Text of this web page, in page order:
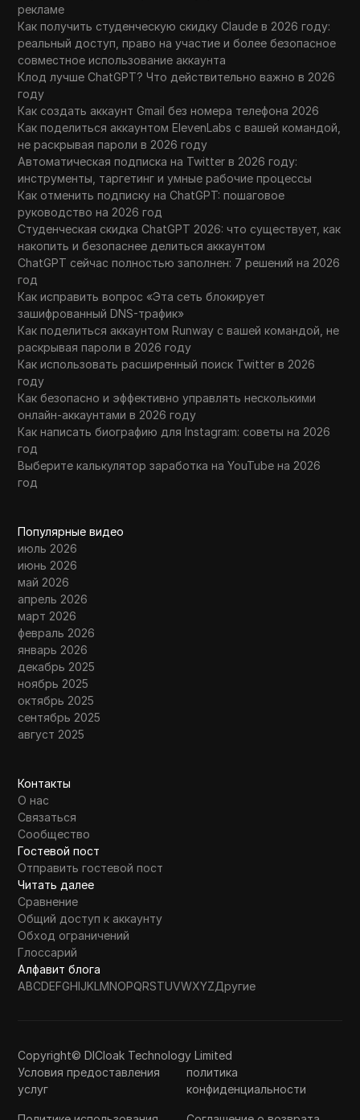
рекламе
Как получить студенческую скидку Claude в 2026 году:
реальный доступ, право на участие и более безопасное
совместное использование аккаунта
Клод лучше ChatGPT? Что действительно важно в 2026
году
Как создать аккаунт Gmail без номера телефона 2026
Как поделиться аккаунтом ElevenLabs с вашей командой,
не раскрывая пароли в 2026 году
Автоматическая подписка на Twitter в 2026 году:
инструменты, таргетинг и умные рабочие процессы
Как отменить подписку на ChatGPT: пошаговое
руководство на 2026 год
Студенческая скидка ChatGPT 2026: что существует, как
накопить и безопаснее делиться аккаунтом
ChatGPT сейчас полностью заполнен: 7 решений на 2026
год
Как исправить вопрос «Эта сеть блокирует
зашифрованный DNS-трафик»
Как поделиться аккаунтом Runway с вашей командой, не
раскрывая пароли в 2026 году
Как использовать расширенный поиск Twitter в 2026
году
Как безопасно и эффективно управлять несколькими
онлайн-аккаунтами в 2026 году
Как написать биографию для Instagram: советы на 2026
год
Выберите калькулятор заработка на YouTube на 2026
год
Популярные видео
июль 2026
июнь 2026
май 2026
апрель 2026
март 2026
февраль 2026
январь 2026
декабрь 2025
ноябрь 2025
октябрь 2025
сентябрь 2025
август 2025
Контакты
О нас
Связаться
Сообщество
Гостевой пост
Отправить гостевой пост
Читать далее
Сравнение
Общий доступ к аккаунту
Обход ограничений
Глоссарий
Алфавит блога
ABCDEFGHIJKLMNOPQRSTUVWXYZДругие
Copyright© DICloak Technology Limited
Условия предоставления
услуг
политика
конфиденциальности